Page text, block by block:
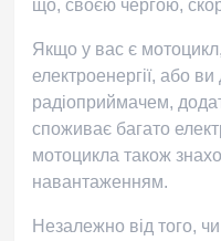
що, своєю чергою,
Якщо у вас є
електроенергії, або
радіоприймачем,
споживає багато
мотоцикла також
навантаженням.
Незалежно від того,